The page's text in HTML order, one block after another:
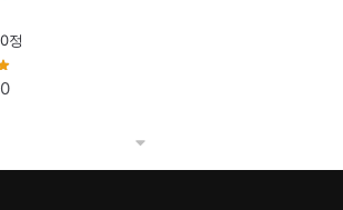
정